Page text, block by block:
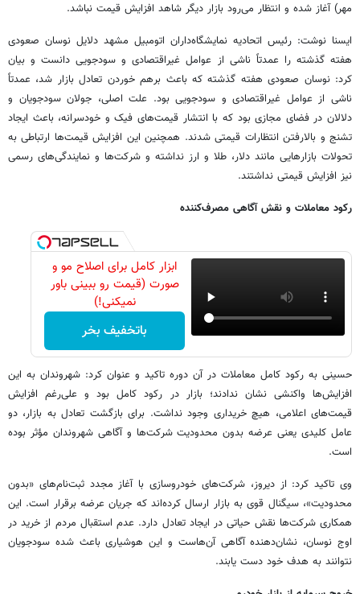
مهر) آغاز شده و انتظار می‌رود بازار دیگر شاهد افزایش قیمت نباشد.
ایسنا نوشت: رئیس اتحادیه نمایشگاه‌داران اتومبیل مشهد دلایل نوسان صعودی
هفته گذشته را عمدتاً ناشی از عوامل غیراقتصادی و سودجویی دانست و بیان
کرد: نوسان صعودی هفته گذشته که باعث برهم خوردن تعادل بازار شد، عمدتاً
ناشی از عوامل غیراقتصادی و سودجویی بود. علت اصلی، جولان سودجویان و
دلالان در فضای مجازی بود که با انتشار قیمت‌های فیک و خودسرانه، باعث ایجاد
تشنج و بالارفتن انتظارات قیمتی شدند. همچنین این افزایش قیمت‌ها ارتباطی به
تحولات بازارهایی مانند دلار، طلا و ارز نداشته و شرکت‌ها و نمایندگی‌های رسمی
نیز افزایش قیمتی نداشتند.
رکود معاملات و نقش آگاهی مصرف‌کننده
ابزار کامل برای اصلاح مو و
صورت (قیمت رو ببینی باور
نمیکنی!)
باتخفیف بخر
حسینی به رکود کامل معاملات در آن دوره تاکید و عنوان کرد: شهروندان به این
افزایش‌ها واکنشی نشان ندادند؛ بازار در رکود کامل بود و علی‌رغم افزایش
قیمت‌های اعلامی، هیچ خریداری وجود نداشت. برای بازگشت تعادل به بازار، دو
عامل کلیدی یعنی عرضه بدون محدودیت شرکت‌ها و آگاهی شهروندان مؤثر بوده‌
است.
وی تاکید کرد: از دیروز، شرکت‌های خودروسازی با آغاز مجدد ثبت‌نام‌های «بدون
محدودیت»، سیگنال قوی به بازار ارسال کرده‌اند که جریان عرضه برقرار است. این
همکاری شرکت‌ها نقش حیاتی در ایجاد تعادل دارد. عدم استقبال مردم از خرید در
اوج نوسان، نشان‌دهنده آگاهی آن‌هاست و این هوشیاری باعث شده سودجویان
نتوانند به هدف خود دست یابند.